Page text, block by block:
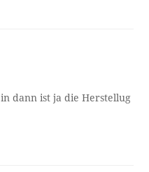
dann ist ja die Herstellug